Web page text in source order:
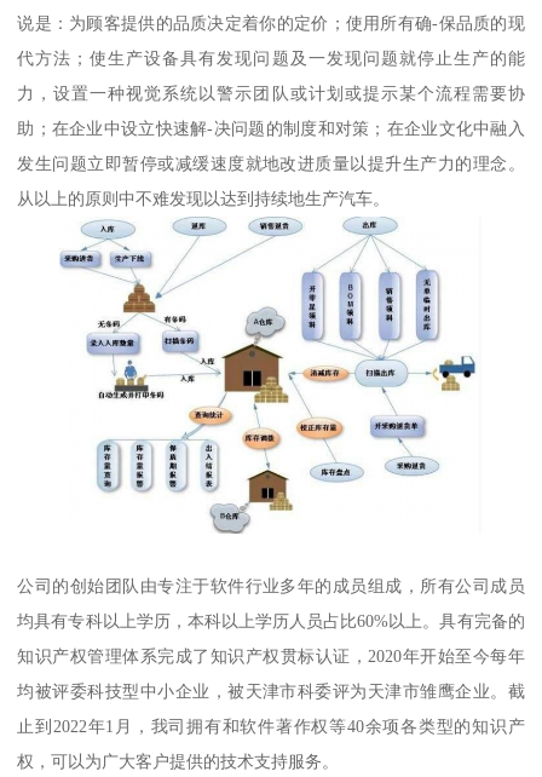
说是：为顾客提供的品质决定着你的定价；使用所有确-保品质的现
代方法；使生产设备具有发现问题及一发现问题就停止生产的能
力，设置一种视觉系统以警示团队或计划或提示某个流程需要协
助；在企业中设立快速解-决问题的制度和对策；在企业文化中融入
发生问题立即暂停或减缓速度就地改进质量以提升生产力的理念。
从以上的原则中不难发现以达到持续地生产汽车。
公司的创始团队由专注于软件行业多年的成员组成，所有公司成员
均具有专科以上学历，本科以上学历人员占比60%以上。具有完备的
知识产权管理体系完成了知识产权贯标认证，2020年开始至今每年
均被评委科技型中小企业，被天津市科委评为天津市雏鹰企业。截
止到2022年1月，我司拥有和软件著作权等40余项各类型的知识产
权，可以为广大客户提供的技术支持服务。